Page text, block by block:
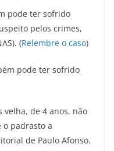
pode ter sofrido
pelos crimes,
(Relembre o caso)
pode ter sofrido
velha, de 4 anos, não
padrasto a
de Paulo Afonso.